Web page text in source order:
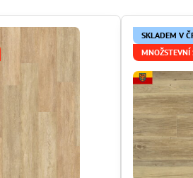
SKLADEM V
MNOŽSTEVNÍ